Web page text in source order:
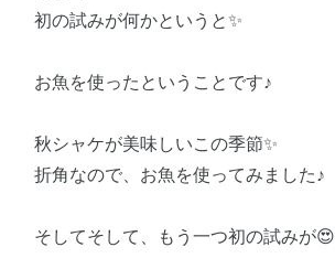
初の試みが何かというと✨
お魚を使ったということです♪
秋シャケが美味しいこの季節✨
折角なので、お魚を使ってみました♪
そしてそして、もう一つ初の試みが😍